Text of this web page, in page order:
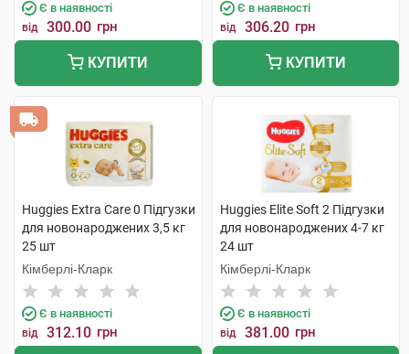
Є в наявності
від 300.00 грн
КУПИТИ
Є в наявності
від 306.20 грн
КУПИТИ
Huggies Extra Care 0 Підгузки
для новонароджених 3,5 кг
25 шт
Кімберлі-Кларк
Є в наявності
від 312.10 грн
Huggies Elite Soft 2 Підгузки
для новонароджених 4-7 кг
24 шт
Кімберлі-Кларк
Є в наявності
від 381.00 грн